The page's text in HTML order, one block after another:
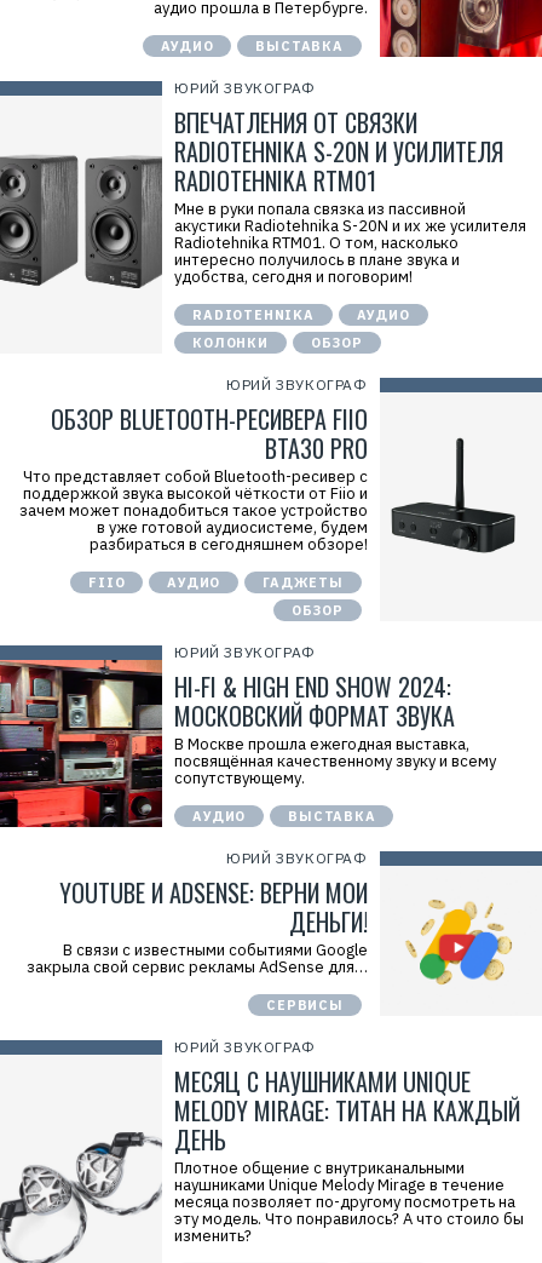
аудио прошла в Петербурге.
АУДИО ВЫСТАВКА
ЮРИЙ ЗВУКОГРАФ
ВПЕЧАТЛЕНИЯ ОТ СВЯЗКИ
RADIOTEHNIKA S-20N И УСИЛИТЕЛЯ
RADIOTEHNIKA RTM01
Мне в руки попала связка из пассивной
акустики Radiotehnika S-20N и их же усилителя
Radiotehnika RTM01. О том, насколько
интересно получилось в плане звука и
удобства, сегодня и поговорим!
RADIOTEHNIKA
АУДИО
КОЛОНКИ
ОБЗОР
ЮРИЙ ЗВУКОГРАФ
ОБЗОР BLUETOOTH-РЕСИВЕРА FIIO
BTA30 PRO
Что представляет собой Bluetooth-ресивер с
поддержкой звука высокой чёткости от Fiio и
зачем может понадобиться такое устройство
в уже готовой аудиосистеме, будем
разбираться в сегодняшнем обзоре!
FIIO АУДИО
ГАДЖЕТЫ
ОБЗОР
ЮРИЙ ЗВУКОГРАФ
HI-FI & HIGH END SHOW 2024:
МОСКОВСКИЙ ФОРМАТ ЗВУКА
В Москве прошла ежегодная выставка,
посвящённая качественному звуку и всему
сопутствующему.
АУДИО ВЫСТАВКА
ЮРИЙ ЗВУКОГРАФ
YOUTUBE И ADSENSE: ВЕРНИ МОИ
ДЕНЬГИ!
В связи с известными событиями Google
закрыла свой сервис рекламы AdSense для…
СЕРВИСЫ
ЮРИЙ ЗВУКОГРАФ
МЕСЯЦ С НАУШНИКАМИ UNIQUE
MELODY MIRAGE: ТИТАН НА КАЖДЫЙ
ДЕНЬ
Плотное общение с внутриканальными
наушниками Unique Melody Mirage в течение
месяца позволяет по-другому посмотреть на
эту модель. Что понравилось? А что стоило бы
изменить?